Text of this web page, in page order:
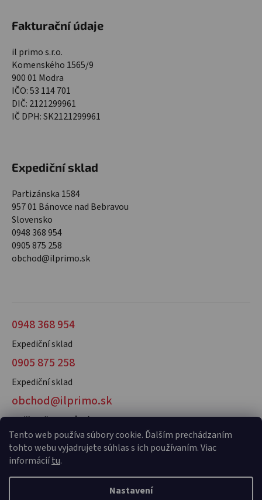
Tento web používa súbory cookie. Ďalším prechádzaním
tohto webu vyjadrujete súhlas s ich používaním. Viac
informáciítu.
Nastavení
Fakturační údaje
il primo s.r.o.
Komenského 1565/9
900 01 Modra
IČO: 53 114 701
DIČ: 2121299961
IČ DPH: SK2121299961
Expediční sklad
Partizánska 1584
957 01 Bánovce nad Bebravou
Slovensko
0948 368 954
0905 875 258
obchod@ilprimo.sk
0948 368 954
Expediční sklad
0905 875 258
Expediční sklad
obchod@ilprimo.sk
V případě dotazů nás kontaktujte